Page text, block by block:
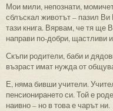
Мои мили, непознати,
сблъскал животът – пазил Ви
тази книга. Вярвам, че тя ще
направи по-добри, щастливи
Скъпи родители, баби и
възраст имат нужда от
Е, няма бивши учители.
пенсионирането си. Той е
наивно – но в това е чарът ни.